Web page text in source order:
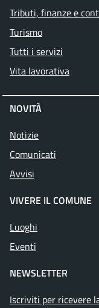
Tributi, finanze e
Turismo
Tutti i servizi
Vita lavorativa
NOVITÀ
Notizie
Comunicati
Avvisi
VIVERE IL COMUNE
Luoghi
Eventi
NEWSLETTER
Iscriviti per ricevere